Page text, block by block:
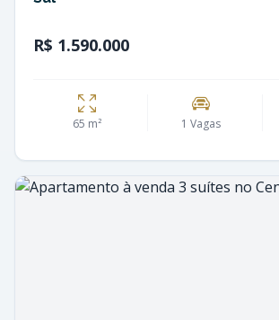
R$ 1.590.000
65 m² 1 Vagas